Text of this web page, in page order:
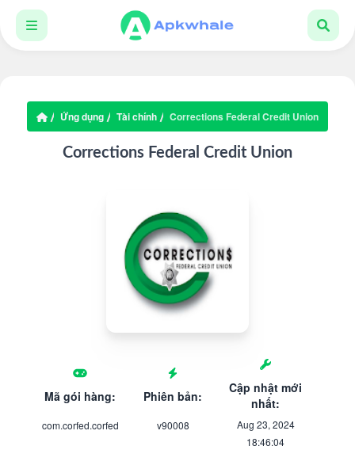
Ứng dụng Tài chính Corrections Federal Credit Union
Corrections Federal Credit Union
Mã gói hàng:
com.corfed.corfed
Phiên bản:
v90008
Cập nhật mới
nhất:
Aug 23, 2024
18:46:04